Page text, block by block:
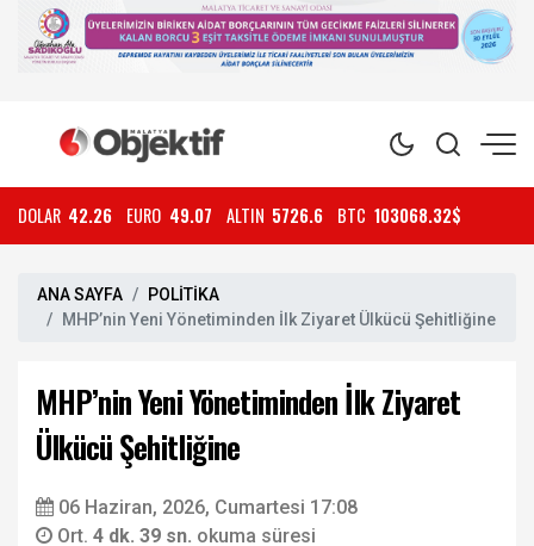
DOLAR 42.26 EURO 49.07 ALTIN 5726.6 BTC 103068.32$
ANA SAYFA
POLİTİKA
MHP’nin Yeni Yönetiminden İlk Ziyaret Ülkücü Şehitliğine
MHP’nin Yeni Yönetiminden İlk Ziyaret
Ülkücü Şehitliğine
06 Haziran, 2026, Cumartesi 17:08
Ort. 4 dk. 39 sn. okuma süresi